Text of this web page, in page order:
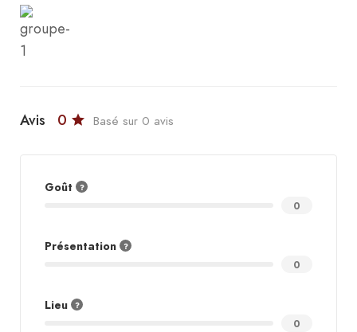
Avis 0 Basé sur 0 avis
Goût
0
Présentation
0
Lieu
0